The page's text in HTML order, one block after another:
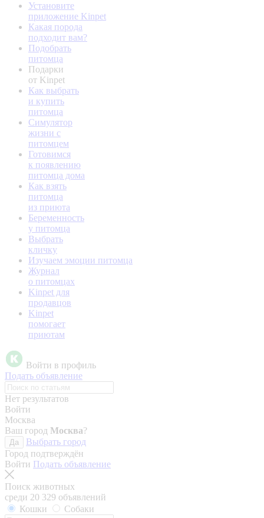
Установите
приложение Kinpet
Какая порода
подходит вам?
Подобрать
питомца
Подарки
от Kinpet
Как выбрать
и купить
питомца
Симулятор
жизни с
питомцем
Готовимся
к появлению
питомца дома
Как взять
питомца
из приюта
Беременность
у питомца
Выбрать
кличку
Изучаем эмоции питомца
Журнал
о питомцах
Kinpet для
продавцов
Kinpet
помогает
приютам
Войти в профиль
Подать объявление
Нет результатов
Войти
Москва
Ваш город Москва?
Да
Выбрать город
Город подтверждён
Войти Подать объявление
Поиск животных
среди 20 329 объявлений
Кошки
Собаки